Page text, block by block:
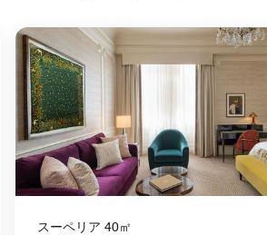
ンの拡大
スーペリア 40㎡